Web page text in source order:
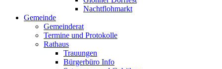
Nachtflohmarkt
Gemeinde
Gemeinderat
Termine und Protokolle
Rathaus
Trauungen
Bürgerbüro Info